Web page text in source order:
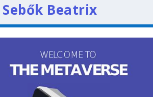
Sebők Beatrix